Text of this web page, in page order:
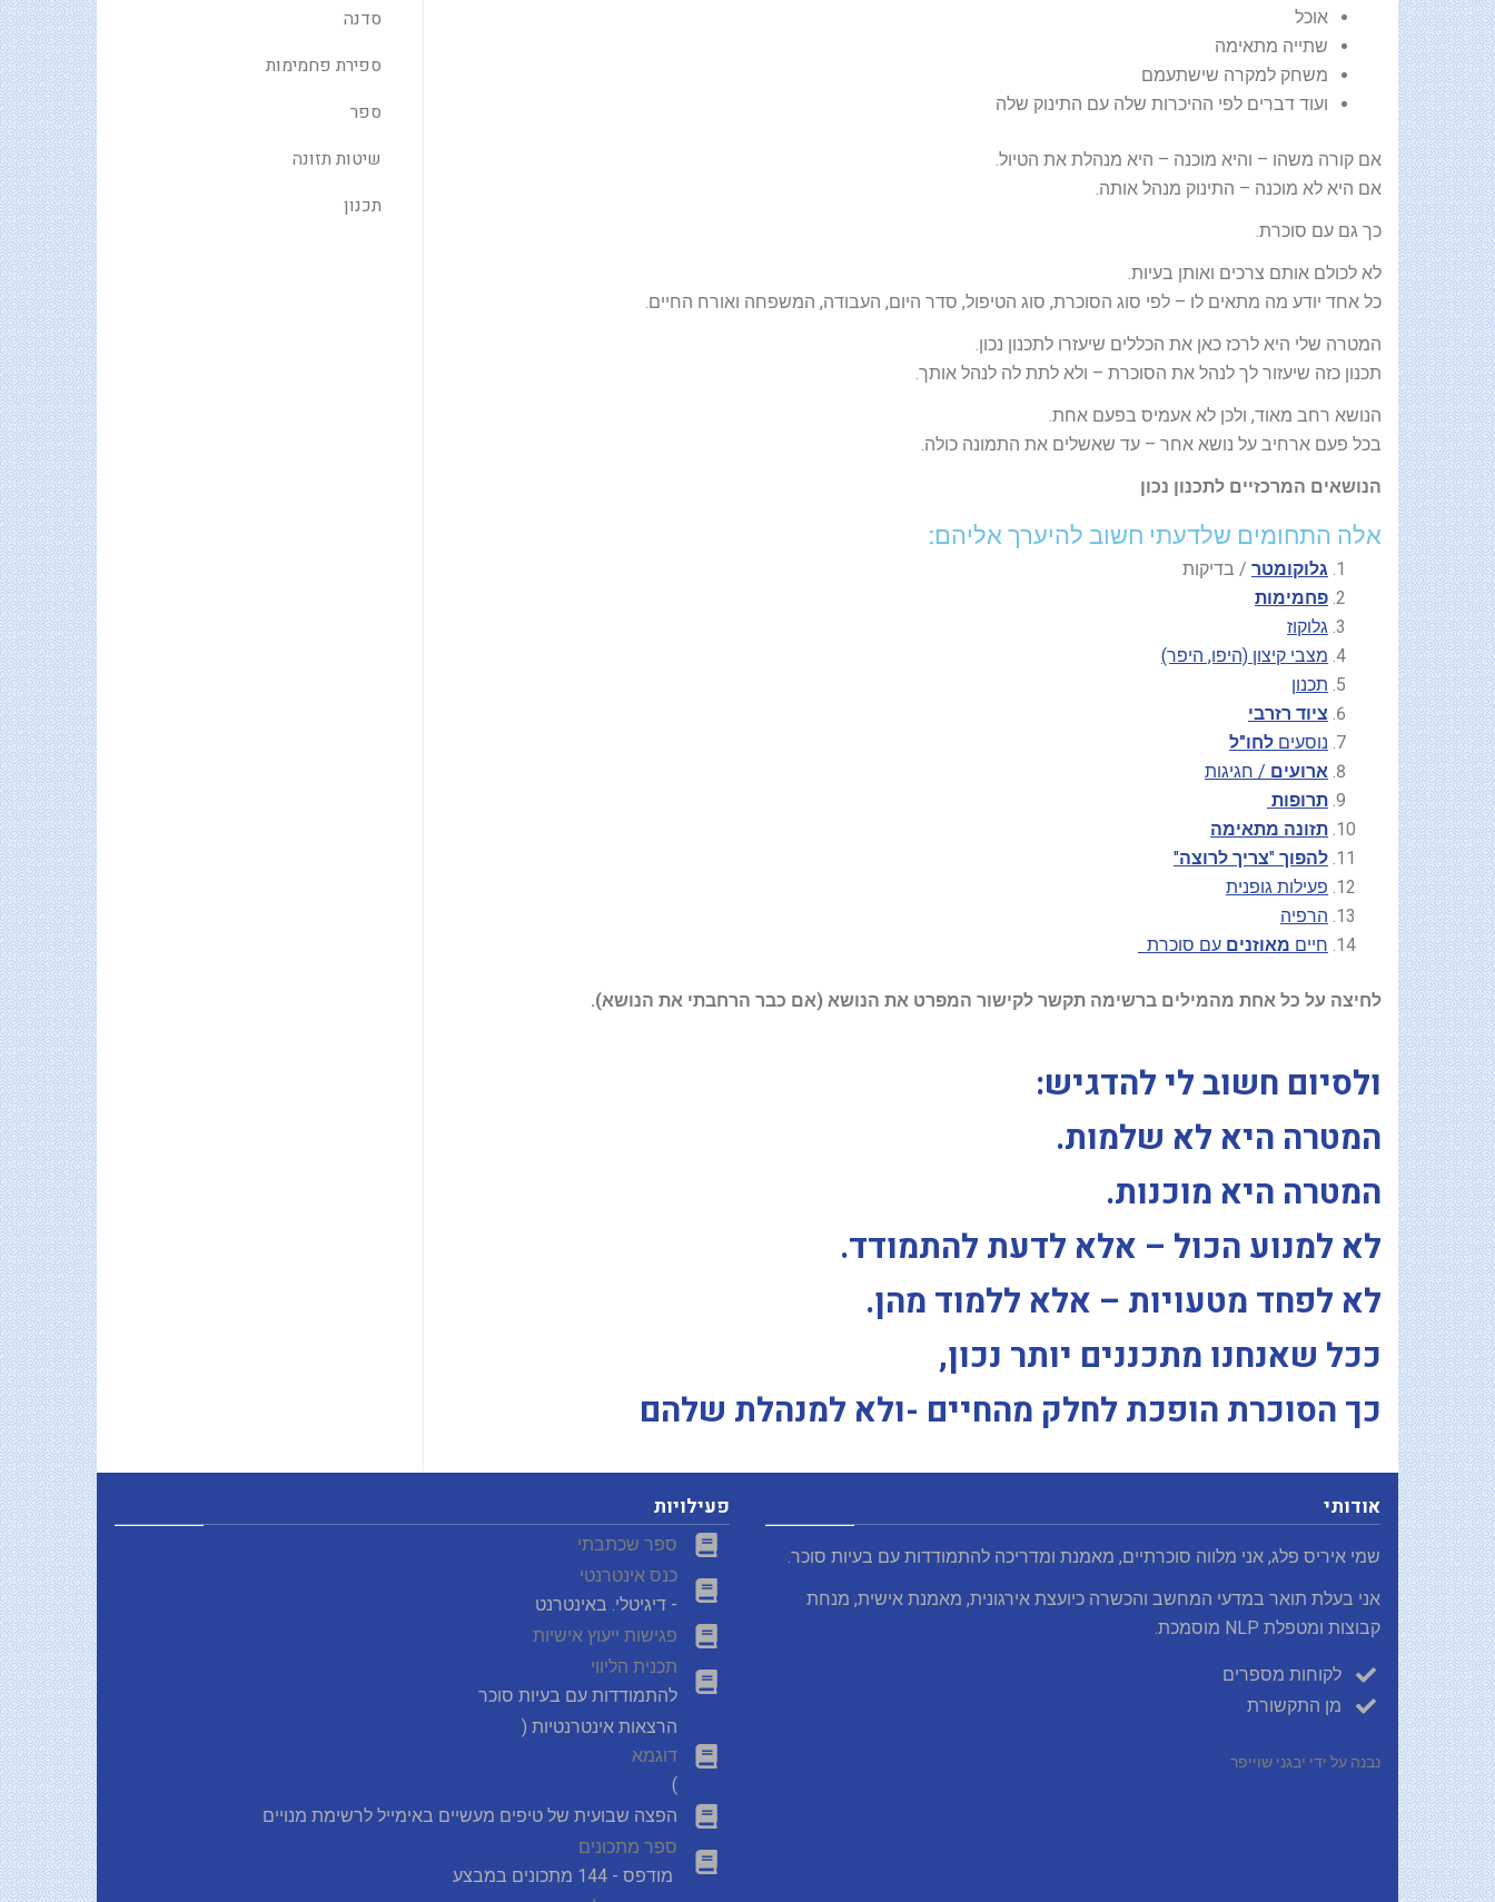
אוכל
שתייה מתאימה
משחק למקרה שישתעמם
ועוד דברים לפי ההיכרות שלה עם התינוק שלה
אם קורה משהו – והיא מוכנה – היא מנהלת את הטיול.
אם היא לא מוכנה – התינוק מנהל אותה.
כך גם עם סוכרת.
לא לכולם אותם צרכים ואותן בעיות.
כל אחד יודע מה מתאים לו – לפי סוג הסוכרת, סוג הטיפול, סדר היום, העבודה, המשפחה ואורח החיים.
המטרה שלי היא לרכז כאן את הכללים שיעזרו לתכנון נכון.
תכנון כזה שיעזור לך לנהל את הסוכרת – ולא לתת לה לנהל אותך.
הנושא רחב מאוד, ולכן לא אעמיס בפעם אחת.
בכל פעם ארחיב על נושא אחר – עד שאשלים את התמונה כולה.
הנושאים המרכזיים לתכנון נכון
אלה התחומים שלדעתי חשוב להיערך אליהם:
גלוקומטר / בדיקות
פחמימות
גלוקוז
מצבי קיצון (היפו, היפר)
תכנון
ציוד רזרבי
נוסעים לחו"ל
ארועים / חגיגות
תרופות
תזונה מתאימה
להפוך "צריך לרוצה"
פעילות גופנית
הרפיה
חיים מאוזנים עם סוכרת
לחיצה על כל אחת מהמילים ברשימה תקשר לקישור המפרט את הנושא (אם כבר הרחבתי את הנושא).
ולסיום חשוב לי להדגיש:
המטרה היא לא שלמות.
המטרה היא מוכנות.
לא למנוע הכול – אלא לדעת להתמודד.
לא לפחד מטעויות – אלא ללמוד מהן.
ככל שאנחנו מתכננים יותר נכון,
כך הסוכרת הופכת לחלק מהחיים -ולא למנהלת שלהם
סדנה
ספירת פחמימות
ספר
שיטות תזונה
תכנון
אודותי
שמי איריס פלג, אני מלווה סוכרתיים, מאמנת ומדריכה להתמודדות עם בעיות סוכר.
אני בעלת תואר במדעי המחשב והכשרה כיועצת אירגונית, מאמנת אישית, מנחת
קבוצות ומטפלת NLP מוסמכת.
לקוחות מספרים
מן התקשורת
נבנה על ידי יבגני שוייפר
פעילויות
ספר שכתבתי
כנס אינטרנטי
- דיגיטלי. באינטרנט
פגישות ייעוץ אישיות
תכנית הליווי
להתמודדות עם בעיות סוכר
הרצאות אינטרנטיות (
דוגמא
)
הפצה שבועית של טיפים מעשיים באימייל לרשימת מנויים
ספר מתכונים
מודפס - 144 מתכונים במבצע